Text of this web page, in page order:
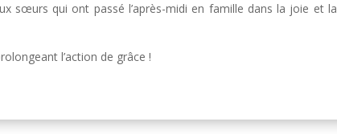
sœurs qui ont passé l’après-midi en famille dans la joie et la
l’action de grâce !